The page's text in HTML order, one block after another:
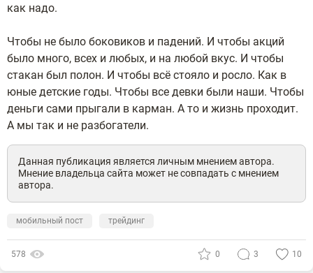
как надо.
Чтобы не было боковиков и падений. И чтобы акций
было много, всех и любых, и на любой вкус. И чтобы
стакан был полон. И чтобы всё стояло и росло. Как в
юные детские годы. Чтобы все девки были наши. Чтобы
деньги сами прыгали в карман. А то и жизнь проходит.
А мы так и не разбогатели.
Данная публикация является личным мнением автора.
Мнение владельца сайта может не совпадать с мнением
автора.
мобильный пост трейдинг
578 0 3 10